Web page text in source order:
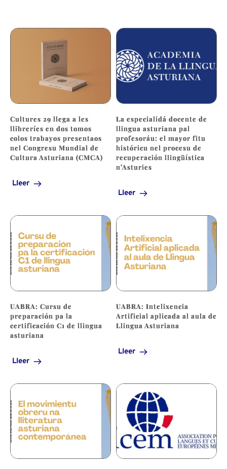
Cultures 29 llega a les
llibreríes en dos tomos
colos trabayos presentaos
nel Congresu Mundial de
Cultura Asturiana (CMCA)
Lleer
La especialidá docente de
llingua asturiana pal
profesoráu: el mayor fitu
históricu nel procesu de
recuperación llingüística
n’Asturies
Lleer
UABRA: Cursu de
preparación pa la
certificación C1 de llingua
asturiana
Lleer
UABRA: Intelixencia
Artificial aplicada al aula de
Llingua Asturiana
Lleer